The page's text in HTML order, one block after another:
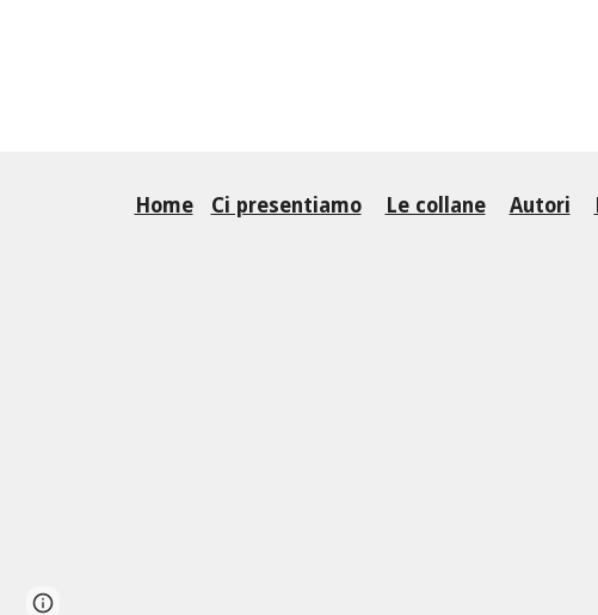
Home Ci presentiamo Le collane Autori